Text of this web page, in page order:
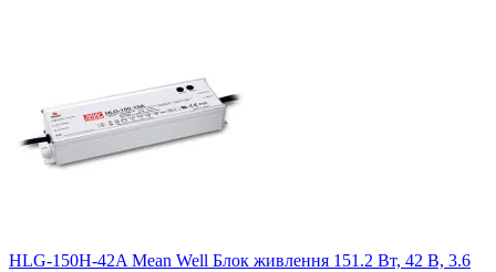
HLG-150H-42A Mean Well Блок живлення 151.2 Вт, 42 В, 3.6